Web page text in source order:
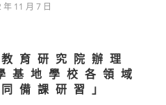
年 11 月 7 日
育研究院辦理
基地學校各領域
備課研習」